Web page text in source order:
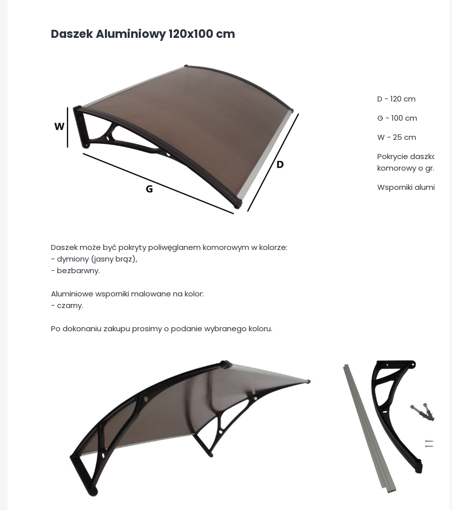
Daszek Aluminiowy 120x100 cm
D - 120 cm
G - 100 cm
W - 25 cm
Pokrycie daszka
komorowy o gr. 6
Wsporniki
Daszek może być pokryty poliwęglanem komorowym w kolorze:
- dymiony (jasny brąz),
- bezbarwny.
Aluminiowe wsporniki malowane na kolor:
- czarny.
Po dokonaniu zakupu prosimy o podanie wybranego koloru.